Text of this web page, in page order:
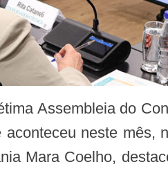
neste mês,
Mara Coelho,